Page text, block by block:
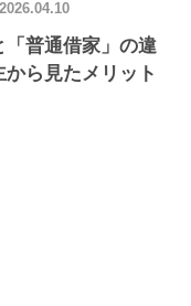
「普通借家」の違
ら見たメリット
2026.04.10